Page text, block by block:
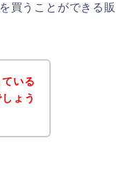
買うことができる販
いる
ょう